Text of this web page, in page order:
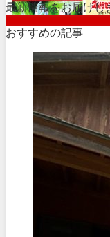
最新情報をお届けし
おすすめの記事